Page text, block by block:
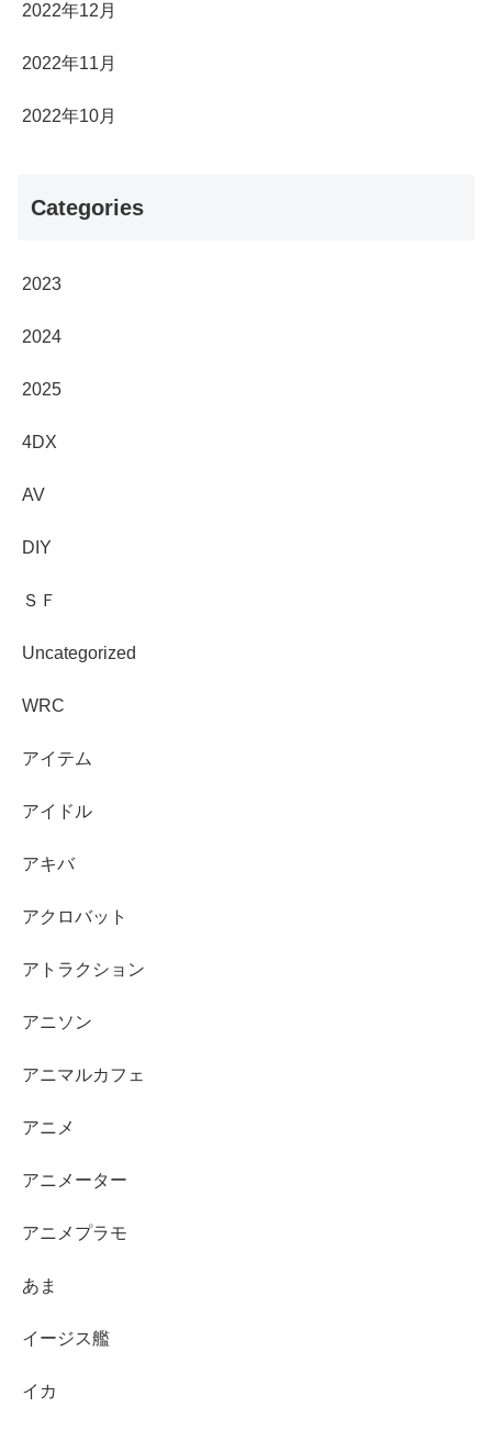
2022年12月
2022年11月
2022年10月
Categories
2023
2024
2025
4DX
AV
DIY
ＳＦ
Uncategorized
WRC
アイテム
アイドル
アキバ
アクロバット
アトラクション
アニソン
アニマルカフェ
アニメ
アニメーター
アニメプラモ
あま
イージス艦
イカ